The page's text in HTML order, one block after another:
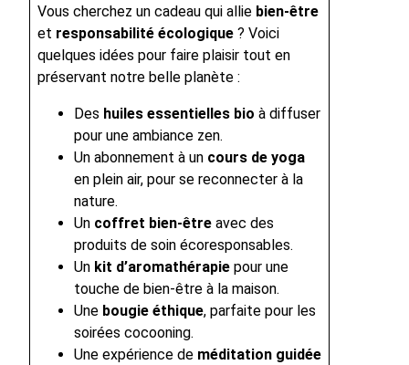
Vous cherchez un cadeau qui allie bien-être
et responsabilité écologique ? Voici
quelques idées pour faire plaisir tout en
préservant notre belle planète :
Des huiles essentielles bio à diffuser
pour une ambiance zen.
Un abonnement à un cours de yoga
en plein air, pour se reconnecter à la
nature.
Un coffret bien-être avec des
produits de soin écoresponsables.
Un kit d’aromathérapie pour une
touche de bien-être à la maison.
Une bougie éthique, parfaite pour les
soirées cocooning.
Une expérience de méditation guidée